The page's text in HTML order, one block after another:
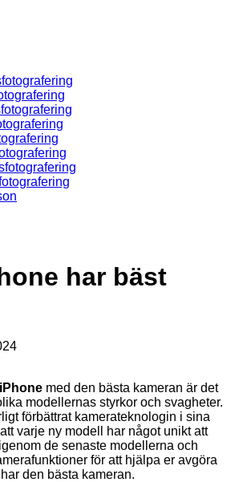
har bäst
iPhone med den bästa kameran är det
modellernas styrkor och svagheter.
förbättrat kamerateknologin i sina
varje ny modell har något unikt att
de senaste modellerna och
för att hjälpa er avgöra
den bästa kameran.